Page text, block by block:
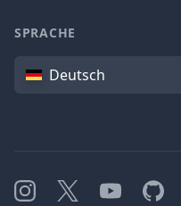
SPRACHE
SpracheDeutsch
Instagram
X YouTubeGitHub